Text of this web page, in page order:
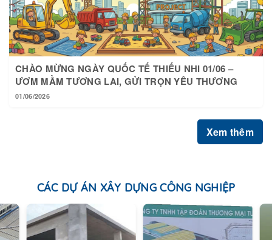
CHÀO MỪNG NGÀY QUỐC TẾ THIẾU NHI 01/06 –
ƯƠM MẦM TƯƠNG LAI, GỬI TRỌN YÊU THƯƠNG
01/06/2026
Xem thêm
CÁC DỰ ÁN XÂY DỰNG CÔNG NGHIỆP